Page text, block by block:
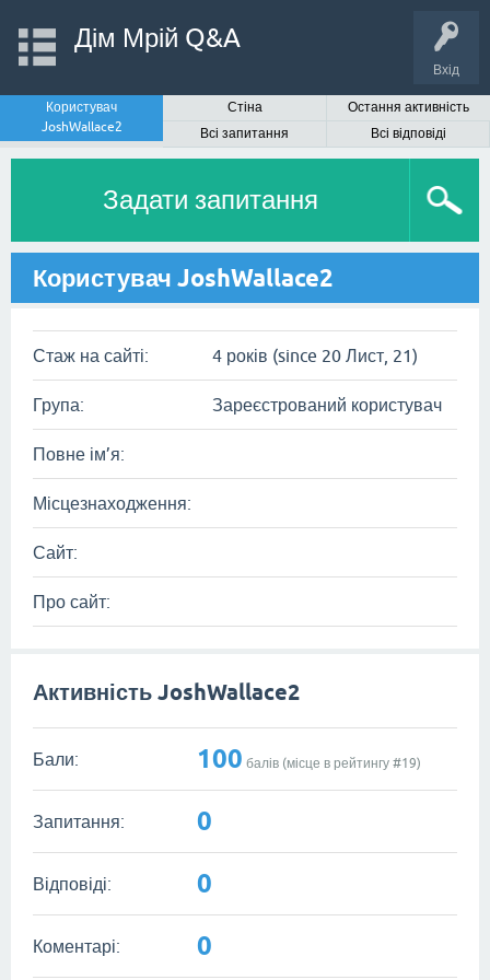
Вхід
Дім Мрій Q&A
Користувач
JoshWallace2
Стіна
Остання активність
Всі запитання
Всі відповіді
Задати запитання
Користувач JoshWallace2
Стаж на сайті: 4 років (since 20 Лист, 21)
Група: Зареєстрований користувач
Повне ім’я:
Місцезнаходження:
Сайт:
Про сайт:
Активність JoshWallace2
Бали: 100 балів (місце в рейтингу #19)
Запитання: 0
Відповіді: 0
Коментарі: 0